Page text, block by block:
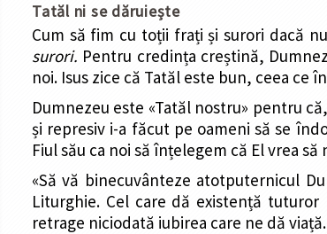
Tatăl ni se dăruiește
Cum să fim cu toții frați și surori dacă
surori. Pentru credința creștină,
noi. Isus zice că Tatăl este bun, ceea ce
Dumnezeu este «Tatăl nostru» pentru
și represiv i-a făcut pe oameni să se
Fiul său ca noi să înțelegem că El vrea să
«Să vă binecuvânteze atotputernicul
Liturghie. Cel care dă existență
retrage niciodată iubirea care ne dă viață.